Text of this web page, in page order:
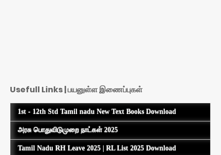
Usefull Links | பயனுள்ள இணைப்புகள்
1st - 12th Std Tamil nadu New Text Books Download
அரசு பொதுவிடுமுறை நாட்கள் 2025
Tamil Nadu RH Leave 2025 | RL List 2025 Download